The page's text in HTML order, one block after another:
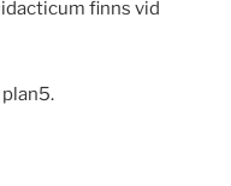
finns vid